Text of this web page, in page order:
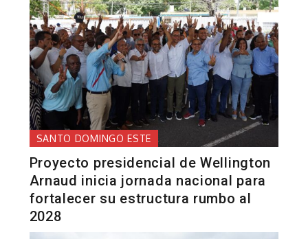
SANTO DOMINGO ESTE
Proyecto presidencial de Wellington
Arnaud inicia jornada nacional para
fortalecer su estructura rumbo al
2028